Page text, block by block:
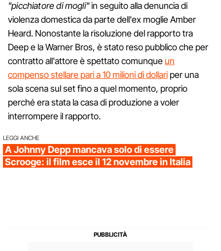
"picchiatore di mogli"in seguito alla denuncia di
violenza domestica da parte dell'ex moglie Amber
Heard. Nonostante la risoluzione del rapporto tra
Deep e la Warner Bros, è stato reso pubblico che per
contratto all'attore è spettato comunque un
compenso stellare pari a 10 milioni di dollari per una
sola scena sul set fino a quel momento, proprio
perché era stata la casa di produzione a voler
interrompere il rapporto.
LEGGI ANCHE
A Johnny Depp mancava solo di essere
Scrooge: il film esce il 12 novembre in Italia